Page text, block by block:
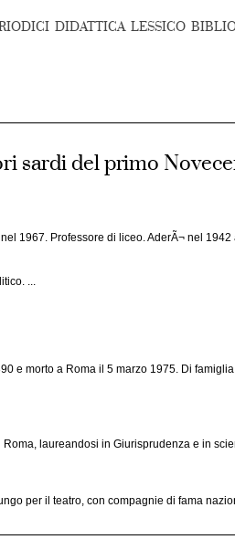
DIDATTICA LESSICO
sardi del primo
1967. Professore di liceo. AderÃ¬ nel
...
e morto a Roma il 5 marzo 1975. Di
laureandosi in Giurisprudenza e in
per il teatro, con compagnie di fama